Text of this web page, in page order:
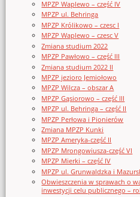
MPZP Waplewo – część IV
MPZP ul. Behringa
MPZP Królikowo – czesc I
MPZP Waplewo – czesc V
Zmiana studium 2022
MPZP Pawłowo – część III
Zmiana studium 2022 II
MPZP jezioro Jemiołowo
MPZP Wilcza – obszar A
MPZP Gąsiorowo – część III
MPZP ul. Behringa – część II
MPZP Perłowa i Pionierów
Zmiana MPZP Kunki
MPZP Ameryka-część II
MPZP Mrongowiusza-część VI
MPZP Mierki – część IV
MPZP ul. Grunwaldzka i
Obwieszczenia w sprawach o
inwestycji celu publicznego –